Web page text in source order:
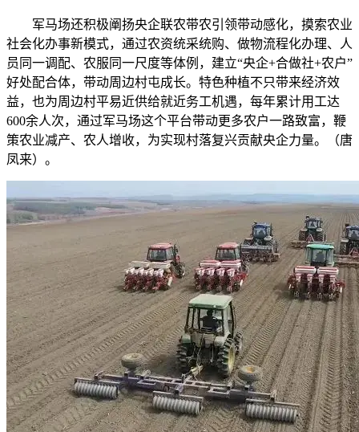
军马场还积极阐扬央企联农带农引领带动感化，摸索农业
社会化办事新模式，通过农资统采统购、做物流程化办理、人
员同一调配、农服同一尺度等体例，建立“央企+合做社+农户”
好处配合体，带动周边村屯成长。特色种植不只带来经济效
益，也为周边村平易近供给就近务工机遇，每年累计用工达
600余人次，通过军马场这个平台带动更多农户一路致富，鞭
策农业减产、农人增收，为实现村落复兴贡献央企力量。（唐
凤来）。